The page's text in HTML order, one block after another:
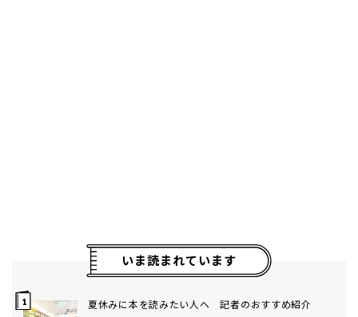
いま読まれています
夏休みに本を読みたい人へ 記者のおすすめ紹介